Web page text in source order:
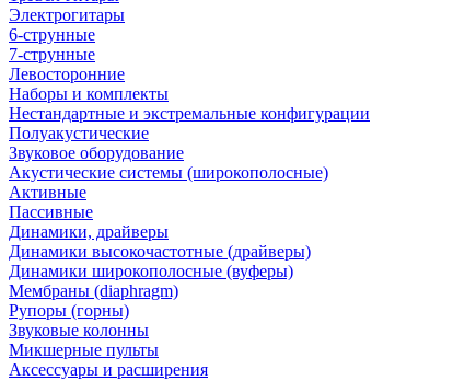
Электрогитары
6-струнные
7-струнные
Левосторонние
Наборы и комплекты
Нестандартные и экстремальные конфигурации
Полуакустические
Звуковое оборудование
Акустические системы (широкополосные)
Активные
Пассивные
Динамики, драйверы
Динамики высокочастотные (драйверы)
Динамики широкополосные (вуферы)
Мембраны (diaphragm)
Рупоры (горны)
Звуковые колонны
Микшерные пульты
Аксессуары и расширения